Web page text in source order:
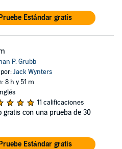
Pruebe Estándar gratis
P. Grubb
Jack Wynters
8 h y 51 m
11 calificaciones
gratis con una prueba de 30
Pruebe Estándar gratis